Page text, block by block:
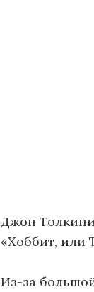
Джон Толкини
«Хоббит, или
Из-за